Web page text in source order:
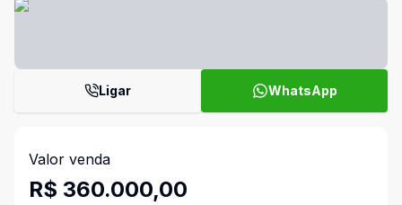
Ligar WhatsApp
Valor venda
R$ 360.000,00